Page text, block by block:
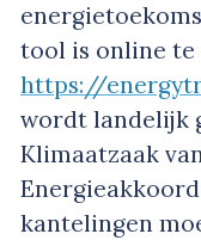
tool is online te
https://
wordt landelijk
Klimaatzaak
kantelingen